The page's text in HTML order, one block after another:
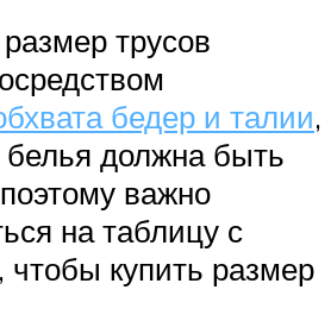
трусов
бедер и талии,
должна быть
важно
на таблицу с
купить размер